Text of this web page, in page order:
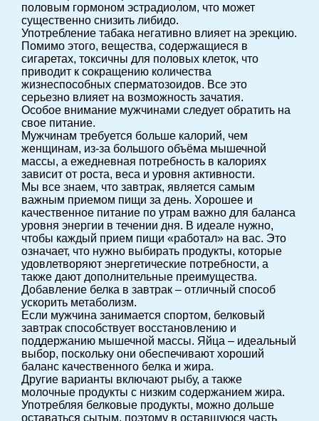
половым гормоном эстрадиолом, что может
существенно снизить либидо.
Употребление табака негативно влияет на эрекцию.
Помимо этого, вещества, содержащиеся в
сигаретах, токсичны для половых клеток, что
приводит к сокращению количества
жизнеспособных сперматозоидов. Все это
серьезно влияет на возможность зачатия.
Особое внимание мужчинами следует обратить на
свое питание.
Мужчинам требуется больше калорий, чем
женщинам, из-за большого объёма мышечной
массы, а ежедневная потребность в калориях
зависит от роста, веса и уровня активности.
Мы все знаем, что завтрак, является самым
важным приемом пищи за день. Хорошее и
качественное питание по утрам важно для баланса
уровня энергии в течении дня. В идеале нужно,
чтобы каждый прием пищи «работал» на вас. Это
означает, что нужно выбирать продукты, которые
удовлетворяют энергетические потребности, а
также дают дополнительные преимущества.
Добавление белка в завтрак – отличный способ
ускорить метаболизм.
Если мужчина занимается спортом, белковый
завтрак способствует восстановлению и
поддержанию мышечной массы. Яйца – идеальный
выбор, поскольку они обеспечивают хороший
баланс качественного белка и жира.
Другие варианты включают рыбу, а также
молочные продукты с низким содержанием жира.
Употребляя белковые продукты, можно дольше
оставаться сытым, поэтому в оставшуюся часть